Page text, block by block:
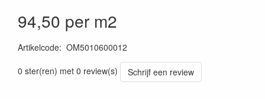
94,50 per m2
Artikelcode: OM5010600012
0 ster(ren) met 0 review(s)
Schrijf een review